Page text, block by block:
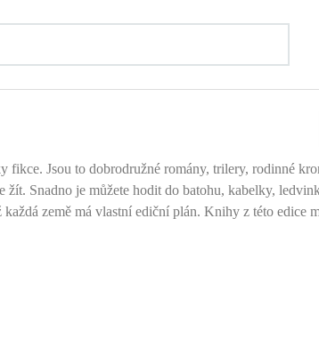
fikce. Jsou to dobrodružné romány, trilery, rodinné
žít. Snadno je můžete hodit do batohu, kabelky,
země má vlastní ediční plán. Knihy z této